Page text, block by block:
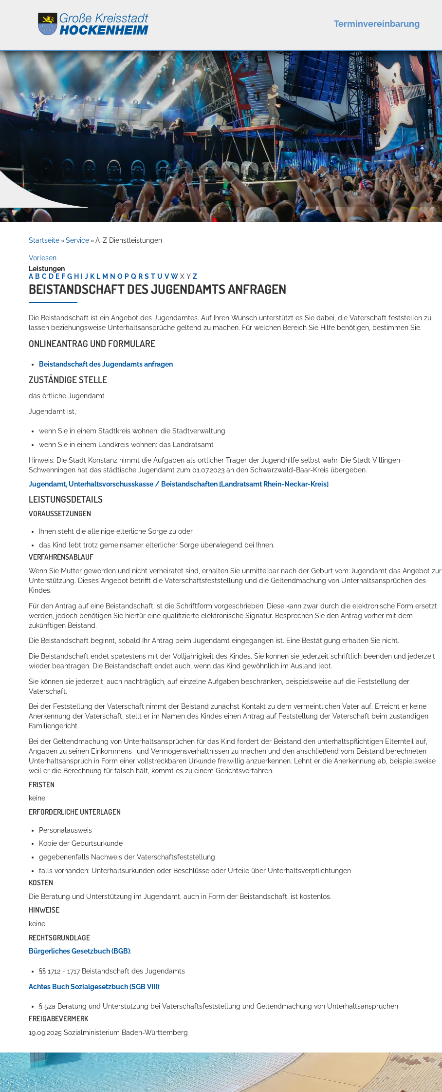
Leben
Kultur
Service
Terminvereinbarung
Willkommen in Hockenheim
Konzerte, Tagungen und vieles mehr
Die Stadthalle Hockenheim bietet den perfekten Standort für Events aller Art!
mehr dazu...
Startseite » Service » A-Z Dienstleistungen
Vorlesen
Leistungen
A B C D E F G H J K L M N O P Q R S T U V W X Y Z
BEISTANDSCHAFT DES JUGENDAMTS ANFRAGEN
Die Beistandschaft ist ein Angebot des Jugendamtes. Auf Ihren Wunsch unterstützt es Sie dabei, die Vaterschaft feststellen zu
lassen beziehungsweise Unterhaltsansprüche geltend zu machen. Für welchen Bereich Sie Hilfe benötigen, bestimmen Sie.
ONLINEANTRAG UND FORMULARE
Beistandschaft des Jugendamts anfragen
ZUSTÄNDIGE STELLE
das örtliche Jugendamt
Jugendamt ist,
wenn Sie in einem Stadtkreis wohnen: die Stadtverwaltung
wenn Sie in einem Landkreis wohnen: das Landratsamt
Hinweis: Die Stadt Konstanz nimmt die Aufgaben als örtlicher Träger der Jugendhilfe selbst wahr. Die Stadt Villingen-
Schwenningen hat das städtische Jugendamt zum 01.07.2023 an den Schwarzwald-Baar-Kreis übergeben.
Jugendamt, Unterhaltsvorschusskasse / Beistandschaften [Landratsamt Rhein-Neckar-Kreis]
LEISTUNGSDETAILS
VORAUSSETZUNGEN
Ihnen steht die alleinige elterliche Sorge zu oder
das Kind lebt trotz gemeinsamer elterlicher Sorge überwiegend bei Ihnen.
VERFAHRENSABLAUF
Wenn Sie Mutter geworden und nicht verheiratet sind, erhalten Sie unmittelbar nach der Geburt vom Jugendamt das Angebot zur
Unterstützung. Dieses Angebot betrifft die Vaterschaftsfeststellung und die Geltendmachung von Unterhaltsansprüchen des
Kindes.
Für den Antrag auf eine Beistandschaft ist die Schriftform vorgeschrieben. Diese kann zwar durch die elektronische Form ersetzt
werden, jedoch benötigen Sie hierfür eine qualifizierte elektronische Signatur. Besprechen Sie den Antrag vorher mit dem
zukünftigen Beistand.
Die Beistandschaft beginnt, sobald Ihr Antrag beim Jugendamt eingegangen ist. Eine Bestätigung erhalten Sie nicht.
Die Beistandschaft endet spätestens mit der Volljährigkeit des Kindes. Sie können sie jederzeit schriftlich beenden und jederzeit
wieder beantragen. Die Beistandschaft endet auch, wenn das Kind gewöhnlich im Ausland lebt.
Sie können sie jederzeit, auch nachträglich, auf einzelne Aufgaben beschränken, beispielsweise auf die Feststellung der
Vaterschaft.
Bei der Feststellung der Vaterschaft nimmt der Beistand zunächst Kontakt zu dem vermeintlichen Vater auf. Erreicht er keine
Anerkennung der Vaterschaft, stellt er im Namen des Kindes einen Antrag auf Feststellung der Vaterschaft beim zuständigen
Familiengericht.
Bei der Geltendmachung von Unterhaltsansprüchen für das Kind fordert der Beistand den unterhaltspflichtigen Elternteil auf,
Angaben zu seinen Einkommens- und Vermögensverhältnissen zu machen und den anschließend vom Beistand berechneten
Unterhaltsanspruch in Form einer vollstreckbaren Urkunde freiwillig anzuerkennen. Lehnt er die Anerkennung ab, beispielsweise
weil er die Berechnung für falsch hält, kommt es zu einem Gerichtsverfahren.
FRISTEN
keine
ERFORDERLICHE UNTERLAGEN
Personalausweis
Kopie der Geburtsurkunde
gegebenenfalls Nachweis der Vaterschaftsfeststellung
falls vorhanden: Unterhaltsurkunden oder Beschlüsse oder Urteile über Unterhaltsverpflichtungen
KOSTEN
Die Beratung und Unterstützung im Jugendamt, auch in Form der Beistandschaft, ist kostenlos.
HINWEISE
keine
RECHTSGRUNDLAGE
Bürgerliches Gesetzbuch (BGB):
§§ 1712 - 1717 Beistandschaft des Jugendamts
Achtes Buch Sozialgesetzbuch (SGB VIII):
§ 52a Beratung und Unterstützung bei Vaterschaftsfeststellung und Geltendmachung von Unterhaltsansprüchen
FREIGABEVERMERK
19.09.2025 Sozialministerium Baden-Württemberg
Anschrift und Bankverbindung Kontakt
08 - 12 Uhr